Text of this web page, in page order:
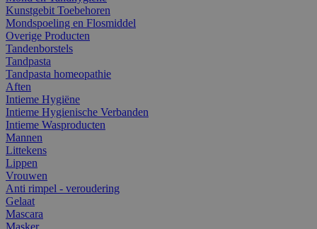
Kunstgebit Toebehoren
Mondspoeling en Flosmiddel
Overige Producten
Tandenborstels
Tandpasta
Tandpasta homeopathie
Aften
Intieme Hygiëne
Intieme Hygienische Verbanden
Intieme Wasproducten
Mannen
Littekens
Lippen
Vrouwen
Anti rimpel - veroudering
Gelaat
Mascara
Masker